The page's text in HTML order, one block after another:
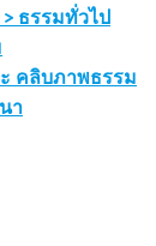
> ธรรมทั่วไป
คลิบภาพธรรม
า